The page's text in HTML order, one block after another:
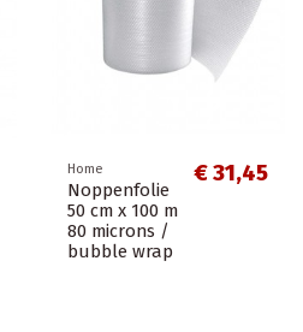
Home
Noppenfolie
50 cm x 100 m
80 microns /
bubble wrap
€ 31,45